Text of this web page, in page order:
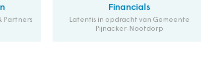
Partners
Financials
Latentis in opdracht van Gemeente
Pijnacker-Nootdorp